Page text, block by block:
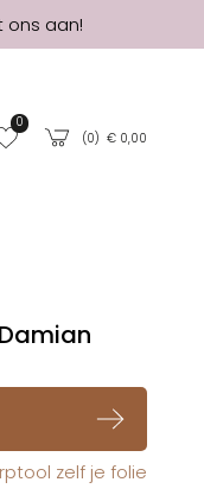
ons aan!
0
(0) € 0,00
zelf je folie